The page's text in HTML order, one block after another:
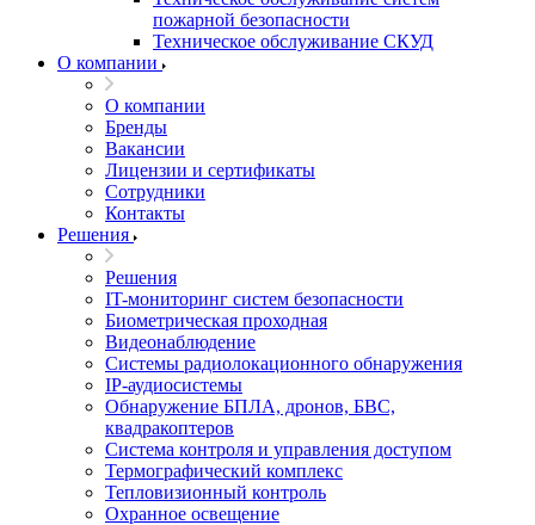
пожарной безопасности
Техническое обслуживание СКУД
О компании
О компании
Бренды
Вакансии
Лицензии и сертификаты
Сотрудники
Контакты
Решения
Решения
IT-мониторинг систем безопасности
Биометрическая проходная
Видеонаблюдение
Системы радиолокационного обнаружения
IP-аудиосистемы
Обнаружение БПЛА, дронов, БВС,
квадракоптеров
Система контроля и управления доступом
Термографический комплекс
Тепловизионный контроль
Охранное освещение